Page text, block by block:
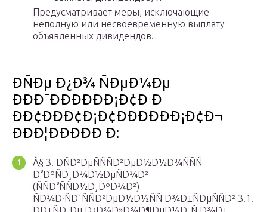
Предусматривает меры, исключающие
неполную или несвоевременную выплату
объявленных дивидендов.
ÐÑÐµ Ð¿Ð¾ ÑÐµÐ¼Ðµ
ÐÐÐ¯ÐÐÐÐÐÐ¡Ð¢Ð Ð
ÐÐ¢ÐÐÐ¢Ð¡Ð¢ÐÐÐÐÐÐ¡Ð¢Ð¬
ÐÐÐ¦ÐÐÐÐÐ Ð:
Â§ 3. ÐÑÐ²ÐµÑÑÑÐ²ÐµÐ½Ð½Ð¾ÑÑÑ
Ð°ÐºÑÐ¸Ð¾Ð½ÐµÑÐ¾Ð²
(ÑÑÐ°ÑÑÐ½Ð¸ÐºÐ¾Ð²)
ÑÐ¾Ð·ÑÐ¹ÑÑÐ²ÐµÐ½Ð½ÑÑ Ð¾Ð±ÑÐµÑÑÐ² 3.1.